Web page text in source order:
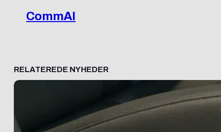
CommAI
RELATEREDE NYHEDER